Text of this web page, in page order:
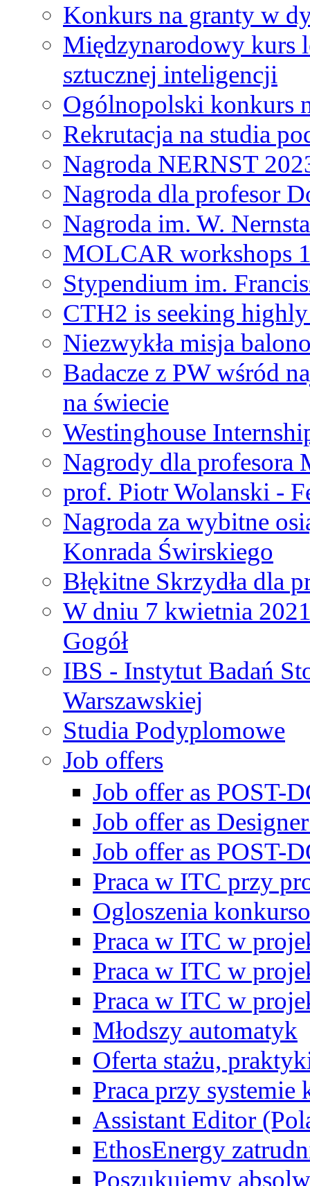
Konkurs na granty w
Międzynarodowy kurs
sztucznej inteligencji
Ogólnopolski konkurs
Rekrutacja na studia
Nagroda NERNST
Nagroda dla profesor
Nagroda im. W.
MOLCAR workshops
Stypendium im.
CTH2 is seeking
Niezwykła misja
Badacze z PW wśród
na świecie
Westinghouse
Nagrody dla profesora
prof. Piotr Wolanski -
Nagroda za wybitne
Konrada Świrskiego
Błękitne Skrzydła dla
W dniu 7 kwietnia
Gogół
IBS - Instytut Badań
Warszawskiej
Studia Podyplomowe
Job offers
Job offer as POST-
Job offer as
Job offer as POST-
Praca w ITC przy
Ogloszenia
Praca w ITC w
Praca w ITC w
Praca w ITC w
Młodszy automatyk
Oferta stażu,
Praca przy
Assistant Editor
EthosEnergy
Poszukujemy